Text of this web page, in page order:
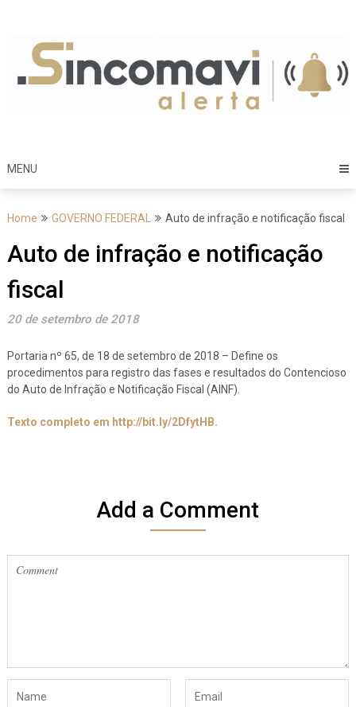
content
MENU
Home GOVERNO FEDERAL Auto de infração e notificação fiscal
Auto de infração e notificação
fiscal
20 de setembro de 2018
Portaria nº 65, de 18 de setembro de 2018 – Define os
procedimentos para registro das fases e resultados do Contencioso
do Auto de Infração e Notificação Fiscal (AINF).
Texto completo em http://bit.ly/2DfytHB.
Add a Comment